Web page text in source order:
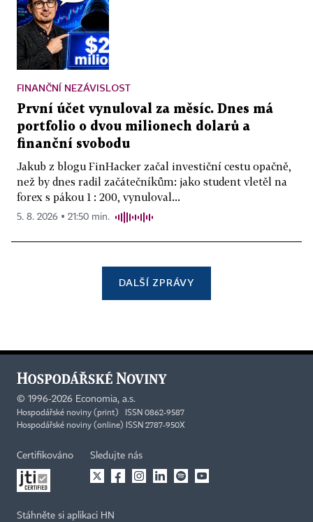
FINANČNÍ NEZÁVISLOST
První účet vynuloval za měsíc. Dnes má
portfolio o dvou milionech dolarů a
finanční svobodu
Jakub z blogu FinHacker začal investiční cestu opačně,
než by dnes radil začátečníkům: jako student vletěl na
forex s pákou 1 : 200, vynuloval...
5. 8. 2026 ▪ 21:50 min.
DALŠÍ ZPRÁVY
© 1996-2026 Economia, a.s.
Hospodářské noviny (print) ISSN 0862-9587
Hospodářské noviny (online) ISSN 2787-950X
Certifikováno Sledujte nás
Stáhněte si aplikaci HN